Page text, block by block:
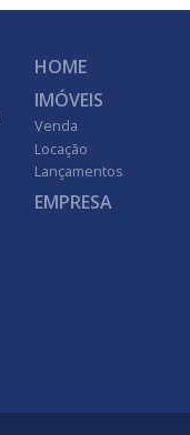
HOME
IMÓVEIS
Venda
Locação
Lançamentos
EMPRESA